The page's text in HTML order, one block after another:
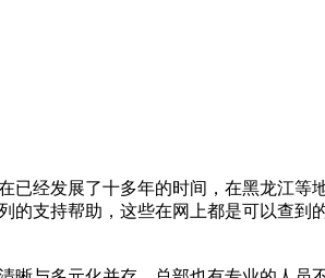
经发展了十多年的时间，在黑龙江等
支持帮助，这些在网上都是可以查到